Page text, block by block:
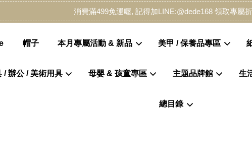
消費滿499免運喔, 記得加LINE:@dede168 領取專屬
帽子 本月專屬活動 & 新品 美甲 / 保養品專區
/ 辦公 / 美術用具 母嬰 & 孩童專區 主題品牌館 生
總目錄